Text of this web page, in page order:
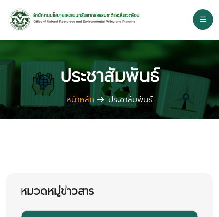
ประชาสัมพันธ์
หน้าหลัก ประชาสัมพันธ์
หมวดหมู่ข่าวสาร